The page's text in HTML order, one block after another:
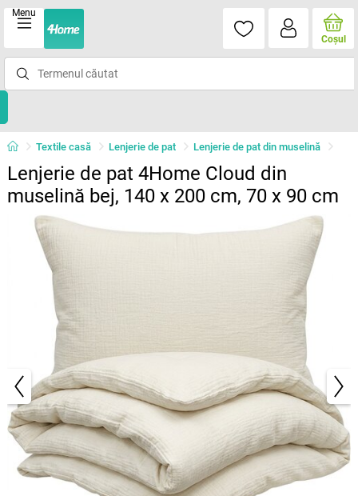
Menu
Coşul
Textile casă Lenjerie de pat Lenjerie de pat din muselină
Lenjerie de pat 4Home Cloud din
muselină bej, 140 x 200 cm, 70 x 90 cm